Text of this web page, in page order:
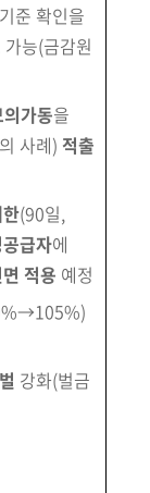
준 확인을
능(금감원
가동을
사례) 적출
(90일,
급자에
적용 예정
강화(벌금